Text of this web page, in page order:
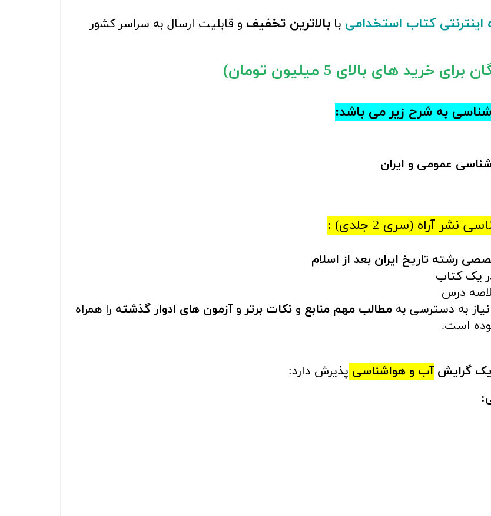
اینترنتی کتاب استخدامی با بالاترین تخفیف و قابلیت ارسال به سراسر کشور
خرید های بالای 5 میلیون تومان)
به شرح زیر می باشد:
عمومی و ایران
آراه (سری 2 جلدی) :
رشته تاریخ ایران بعد از اسلام
یک کتاب
درس
نیاز به دسترسی به مطالب مهم منابع و نکات برترو آزمون های ادوار گذشته را همراه
است.
یک گرایش آب و هواشناسی پذیرش دارد: